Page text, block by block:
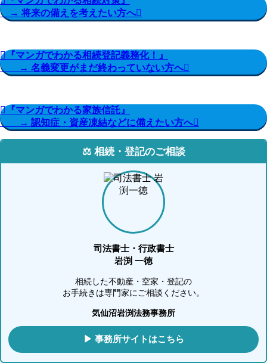
→ 将来の備えを考えたい方へ
『マンガでわかる相続登記義務化！』
→ 名義変更がまだ終わっていない方へ
『マンガでわかる家族信託』
→ 認知症・資産凍結などに備えたい方へ
⚖️ 相続・登記のご相談
司法書士・行政書士
岩渕 一徳
相続した不動産・空家・登記の
お手続きは専門家にご相談ください。
気仙沼岩渕法務事務所
▶ 事務所サイトはこちら